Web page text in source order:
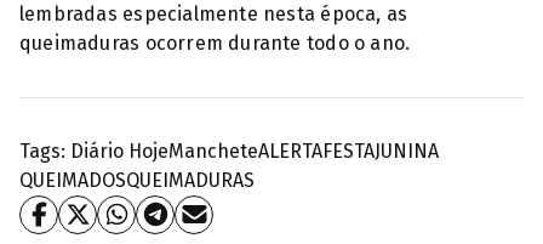
lembradas especialmente nesta época, as
queimaduras ocorrem durante todo o ano.
Tags: Diário HojeMancheteALERTAFESTAJUNINA
QUEIMADOSQUEIMADURAS